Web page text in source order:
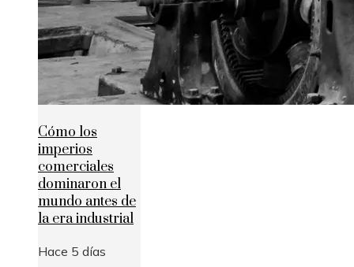
Cómo los
imperios
comerciales
dominaron el
mundo antes de
la era industrial
Hace 5 días